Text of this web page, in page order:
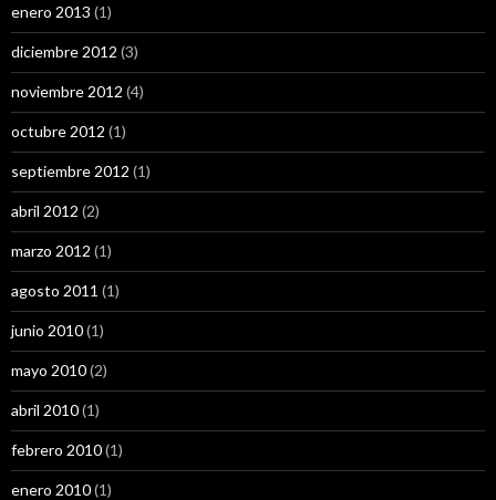
enero 2013 (1)
diciembre 2012 (3)
noviembre 2012 (4)
octubre 2012 (1)
septiembre 2012 (1)
abril 2012 (2)
marzo 2012 (1)
agosto 2011 (1)
junio 2010(1)
mayo 2010(2)
abril 2010(1)
febrero 2010(1)
enero 2010(1)